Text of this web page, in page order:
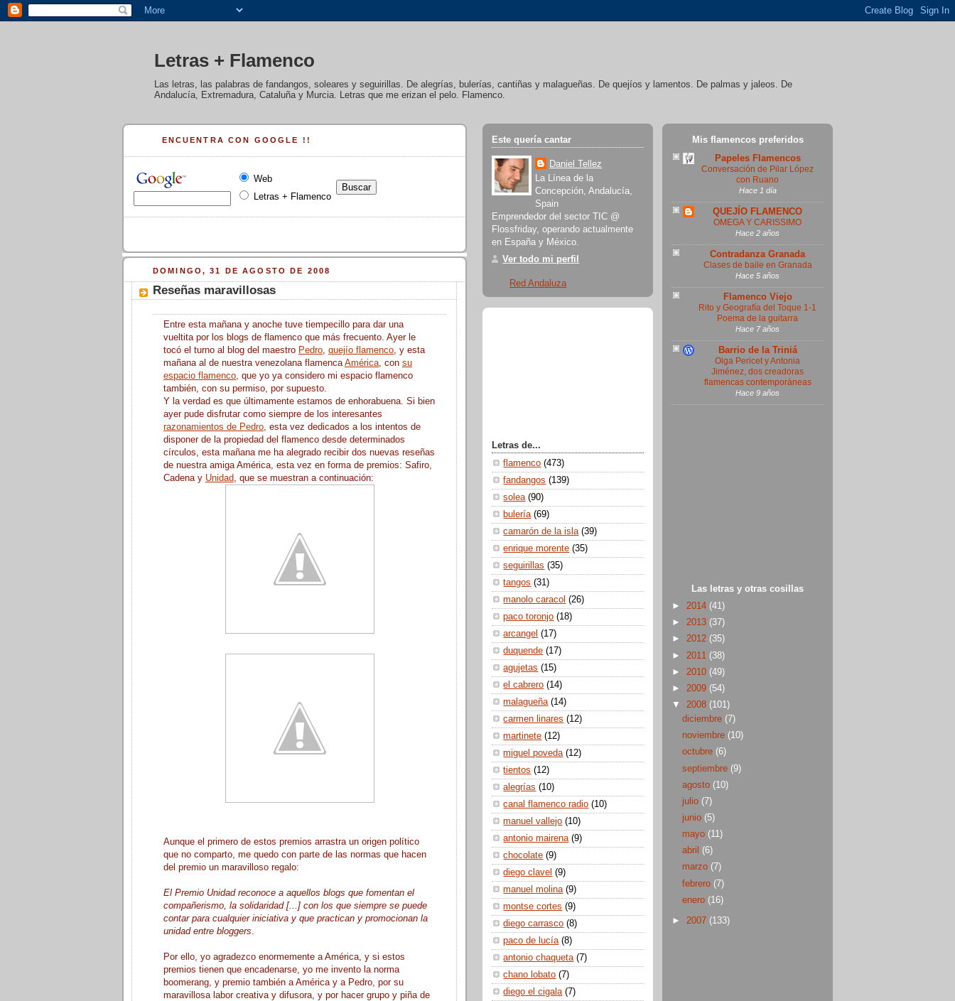
Letras + Flamenco
Las letras, las palabras de fandangos, soleares y seguirillas. De alegrías, bulerías, cantiñas y malagueñas. De quejíos y lamentos. De palmas y jaleos. De
Andalucía, Extremadura, Cataluña y Murcia. Letras que me erizan el pelo. Flamenco.
ENCUENTRA CON GOOGLE !!
Web
Letras + Flamenco
DOMINGO, 31 DE AGOSTO DE 2008
Reseñas maravillosas
Entre esta mañana y anoche tuve tiempecillo para dar una
vueltita por los blogs de flamenco que más frecuento. Ayer le
tocó el turno al blog del maestro Pedro quejío flamenco , y esta
mañana al de nuestra venezolana flamenca América , con su
espacio flamenco , que yo ya considero mi espacio flamenco
también, con su permiso, por supuesto.
Y la verdad es que últimamente estamos de enhorabuena. Si bien
ayer pude disfrutar como siempre de los interesantes
razonamientos de Pedro , esta vez dedicados a los intentos de
disponer de la propiedad del flamenco desde determinados
círculos, esta mañana me ha alegrado recibir dos nuevas reseñas
de nuestra amiga América, esta vez en forma de premios: Safiro,
Cadena y Unidad , que se muestran a continuación:
Aunque el primero de estos premios arrastra un origen político
que no comparto, me quedo con parte de las normas que hacen
del premio un maravilloso regalo:
El Premio Unidad reconoce a aquellos blogs que fomentan el
compañerismo, la solidaridad [...] con los que siempre se puede
contar para cualquier iniciativa y que practican y promocionan la
unidad entre bloggers
Por ello, yo agradezco enormemente a América, y si estos
premios tienen que encadenarse, yo me invento la norma
boomerang, y premio también a América y a Pedro, por su
maravillosa labor creativa y difusora, y por hacer grupo y piña de
Mis flamencos preferidos
Papeles Flamencos
Conversación de Pilar López
con Ruano
Hace 1 día
QUEJÍO FLAMENCO
OMEGA Y CARISSIMO
Hace 2 años
Contradanza Granada
Clases de baile en Granada
Hace 5 años
Flamenco Viejo
Rito y Geografía del Toque 1-1
Poema de la guitarra
Hace 7 años
Barrio de la Triniá
Olga Pericet y Antonia
Jiménez, dos creadoras
flamencas contemporáneas
Hace 9 años
Las letras y otras cosillas
► 2014 (41)
► 2013 (37)
► 2012 (35)
► 2011 (38)
► 2010 (49)
► 2009 (54)
▼ 2008 (101)
diciembre (7)
noviembre (10)
octubre (6)
septiembre (9)
agosto (10)
julio (7)
junio (5)
mayo (11)
abril (6)
marzo (7)
febrero (7)
enero (16)
► 2007 (133)
Este quería cantar
Daniel Tellez
La Línea de la
Concepción, Andalucía,
Spain
Emprendedor del sector TIC @
Flossfriday, operando actualmente
en España y México.
Ver todo mi perfil
Red Andaluza
Letras de...
flamenco (473)
fandangos (139)
solea (90)
bulería (69)
camarón de la isla (39)
enrique morente (35)
seguirillas (35)
tangos (31)
manolo caracol (26)
paco toronjo (18)
arcangel (17)
duquende (17)
agujetas (15)
el cabrero (14)
malagueña (14)
carmen linares (12)
martinete (12)
miguel poveda (12)
tientos (12)
alegrías (10)
canal flamenco radio (10)
manuel vallejo (10)
antonio mairena (9)
chocolate (9)
diego clavel (9)
manuel molina (9)
montse cortes (9)
diego carrasco (8)
paco de lucía (8)
antonio chaqueta (7)
chano lobato (7)
diego el cigala (7)